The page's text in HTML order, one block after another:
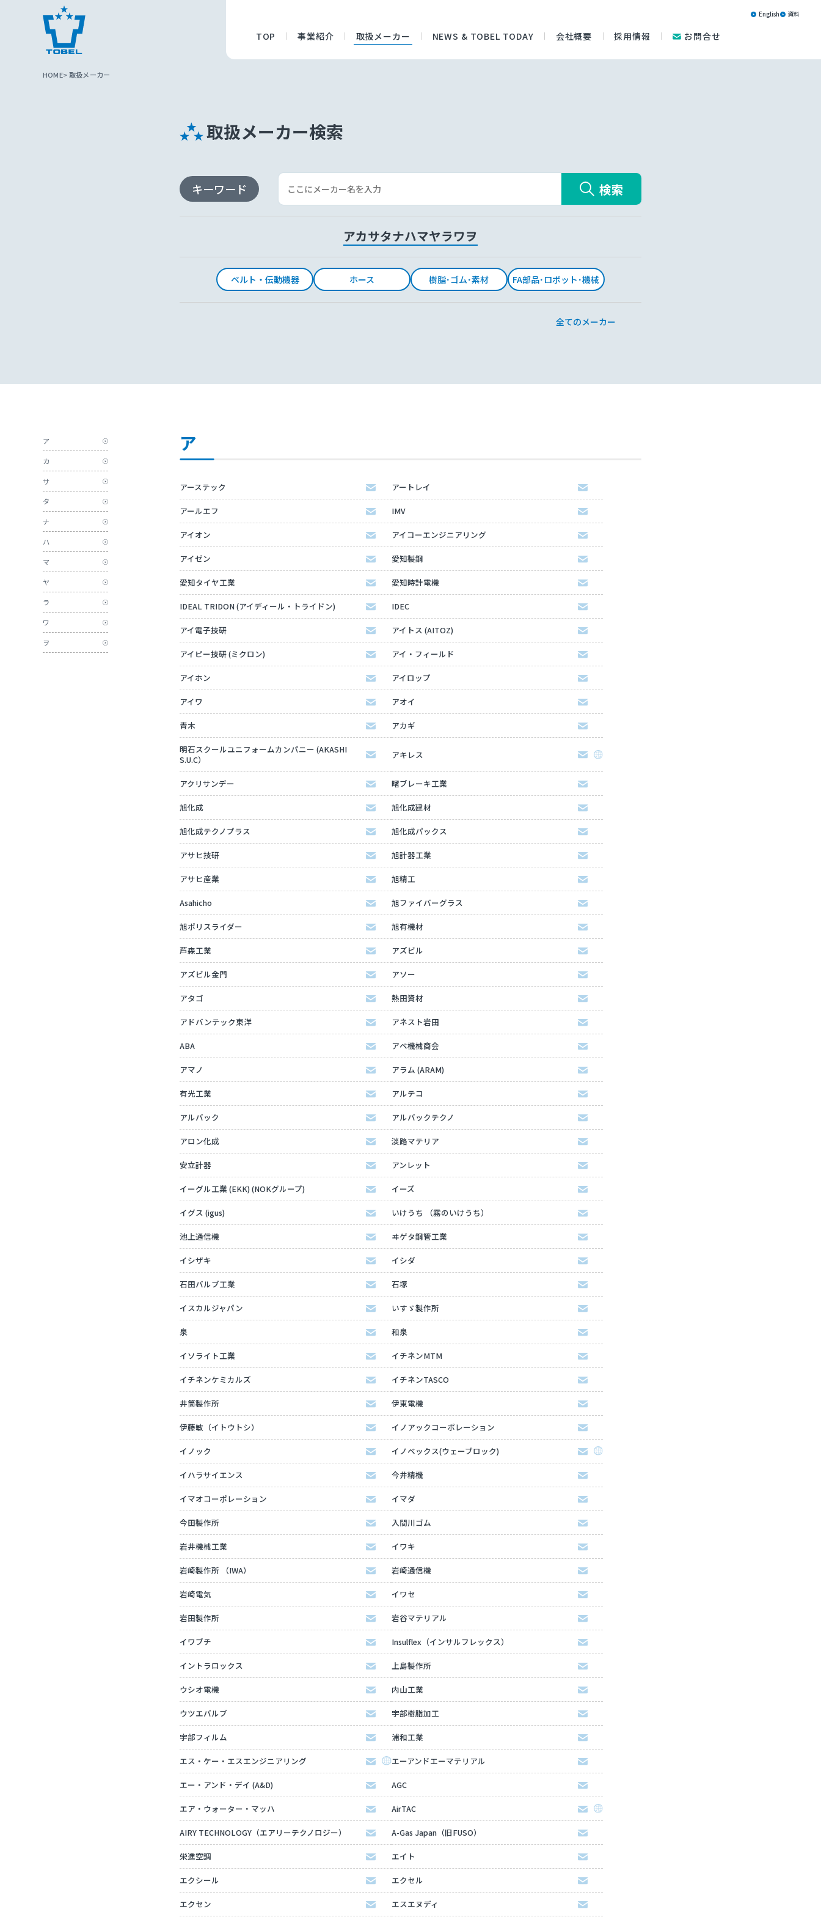
TOP 事業紹介 取扱メーカー NEWS & TOBEL TODAY 会社概要 採用情報 お問合せ
English 資料
HOME 取扱メーカー
取扱メーカー検索
キーワード 検索
アカサタナハマヤラワヲ
ベルト・伝動機器 ホース 樹脂･ゴム･素材 FA部品･ロボット･機械
全てのメーカー
ア
アーステック アートレイ
アールエフ IMV
アイオン アイコーエンジニアリング
アイゼン 愛知製鋼
愛知タイヤ工業 愛知時計電機
IDEAL TRIDON (アイディール・トライドン) IDEC
アイ電子技研 アイトス (AITOZ)
アイピー技研 (ミクロン) アイ・フィールド
アイホン アイロップ
アイワ アオイ
青木 アカギ
明石スクールユニフォームカンパニー (AKASHI
S.U.C）
アキレス
アクリサンデー 曙ブレーキ工業
旭化成 旭化成建材
旭化成テクノプラス 旭化成パックス
アサヒ技研 旭計器工業
アサヒ産業 旭精工
Asahicho 旭ファイバーグラス
旭ポリスライダー 旭有機材
芦森工業 アズビル
アズビル金門 アソー
アタゴ 熱田資材
アドバンテック東洋 アネスト岩田
ABA アベ機械商会
アマノ アラム (ARAM)
有光工業 アルテコ
アルバック アルバックテクノ
アロン化成 淡路マテリア
安立計器 アンレット
イーグル工業 (EKK) (NOKグループ) イーズ
イグス (igus) いけうち （霧のいけうち）
池上通信機 ヰゲタ鋼管工業
イシザキ イシダ
石田バルブ工業 石塚
イスカルジャパン いすゞ製作所
泉 和泉
イソライト工業 イチネンMTM
イチネンケミカルズ イチネンTASCO
井筒製作所 伊東電機
伊藤敏（イトウトシ） イノアックコーポレーション
イノック イノベックス(ウェーブロック)
イハラサイエンス 今井精機
イマオコーポレーション イマダ
今田製作所 入間川ゴム
岩井機械工業 イワキ
岩崎製作所 （IWA） 岩崎通信機
岩崎電気 イワセ
岩田製作所 岩谷マテリアル
イワブチ Insulflex（インサルフレックス）
イントラロックス 上島製作所
ウシオ電機 内山工業
ウツエバルブ 宇部樹脂加工
宇部フィルム 浦和工業
エス・ケー・エスエンジニアリング エーアンドエーマテリアル
エー・アンド・デイ (A&D) AGC
エア・ウォーター・マッハ AirTAC
AIRY TECHNOLOGY（エアリーテクノロジー） A-Gas Japan（旧FUSO）
栄進空調 エイト
エクシール エクセル
エクセン エスエヌディ
ア
カ
サ
タ
ナ
ハ
マ
ヤ
ラ
ワ
ヲ